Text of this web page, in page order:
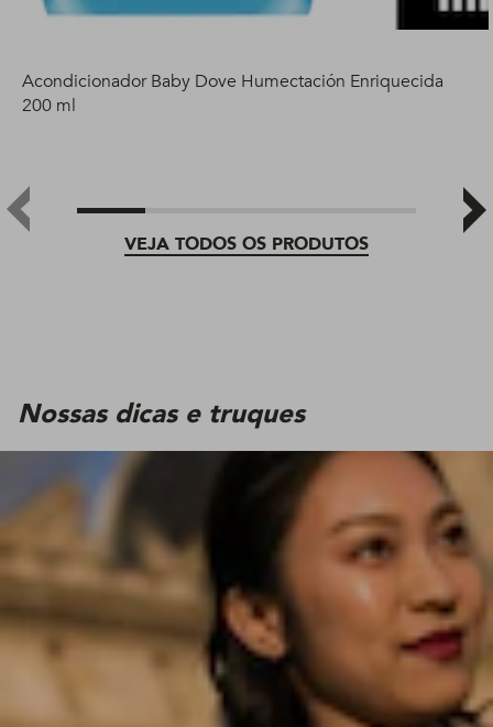
VEJA TODOS OS PRODUTOS
Acondicionador Baby Dove Humectación Enriquecida
200 ml
Nossas dicas e truques